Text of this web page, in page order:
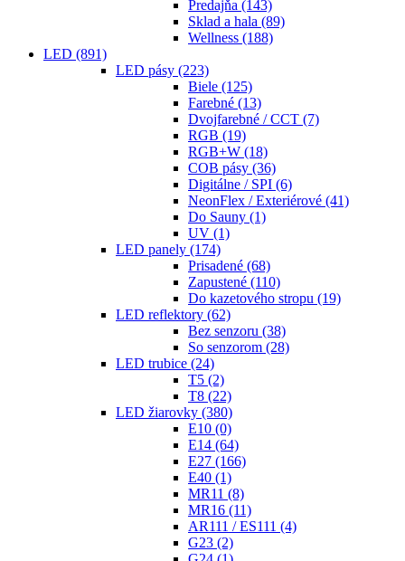
Predajňa (143)
Sklad a hala (89)
Wellness (188)
LED (891)
LED pásy (223)
Biele (125)
Farebné (13)
Dvojfarebné / CCT (7)
RGB (19)
RGB+W (18)
COB pásy (36)
Digitálne / SPI (6)
NeonFlex / Exteriérové (41)
Do Sauny (1)
UV (1)
LED panely (174)
Prisadené (68)
Zapustené (110)
Do kazetového stropu (19)
LED reflektory (62)
Bez senzoru (38)
So senzorom (28)
LED trubice (24)
T5 (2)
T8 (22)
LED žiarovky (380)
E10 (0)
E14 (64)
E27 (166)
E40 (1)
MR11 (8)
MR16 (11)
AR111 / ES111 (4)
G23 (2)